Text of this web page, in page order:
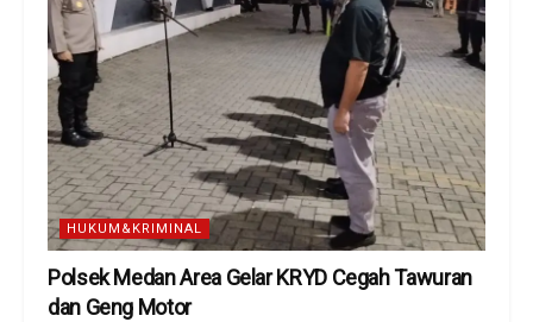
HUKUM&KRIMINAL
Polsek Medan Area Gelar KRYD Cegah Tawuran
dan Geng Motor